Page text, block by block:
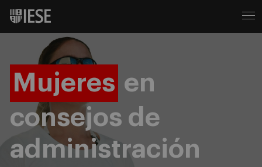
Mujeres en
consejos de
administración